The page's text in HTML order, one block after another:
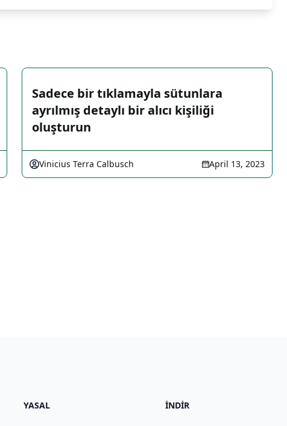
Sadece bir tıklamayla sütunlara
ayrılmış detaylı bir alıcı kişiliği
oluşturun
Vinicius Terra Calbusch April 13, 2023
YASAL İNDIR